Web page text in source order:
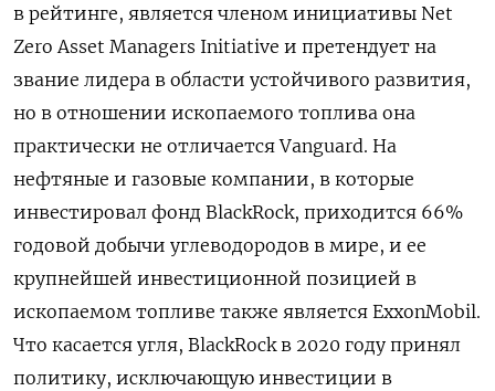
в рейтинге, является членом инициативы Net
Zero Asset Managers Initiative и претендует на
звание лидера в области устойчивого развития,
но в отношении ископаемого топлива она
практически не отличается Vanguard. На
нефтяные и газовые компании, в которые
инвестировал фонд BlackRock, приходится 66%
годовой добычи углеводородов в мире, и ее
крупнейшей инвестиционной позицией в
ископаемом топливе также является ExxonMobil.
Что касается угля, BlackRock в 2020 году принял
политику, исключающую инвестиции в